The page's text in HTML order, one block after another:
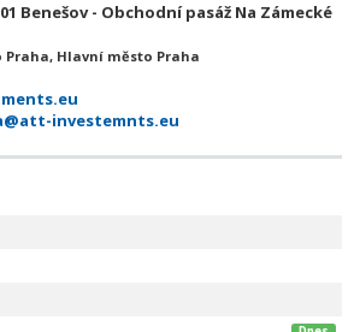
01 Benešov - Obchodní pasáž Na Zámecké
Hlavní město Praha
investemnts.eu